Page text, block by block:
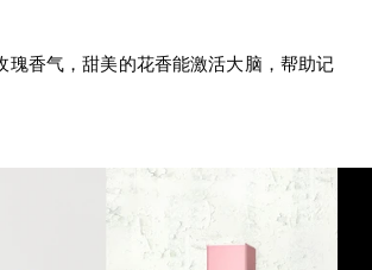
瑰香气，甜美的花香能激活大脑，帮助记